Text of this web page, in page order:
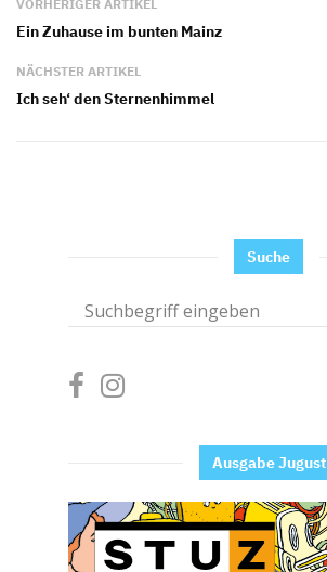
VORHERIGER ARTIKEL
Ein Zuhause im bunten Mainz
NÄCHSTER ARTIKEL
Ich seh‘ den Sternenhimmel
Suche
Ausgabe Jugust